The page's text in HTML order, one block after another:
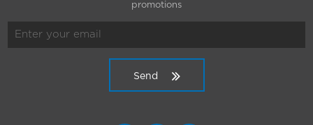
promotions
Send